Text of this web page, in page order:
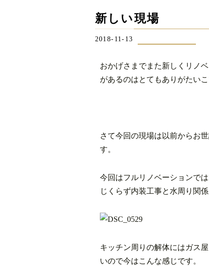
新しい現場
2018-11-13
おかげさまでまた新しくリノ
があるのはとてもありがたいこ
さて今回の現場は以前からお
す。
今回はフルリノベーションで
じくらず内装工事と水周り関
キッチン周りの解体にはガス
いので今はこんな感じです。